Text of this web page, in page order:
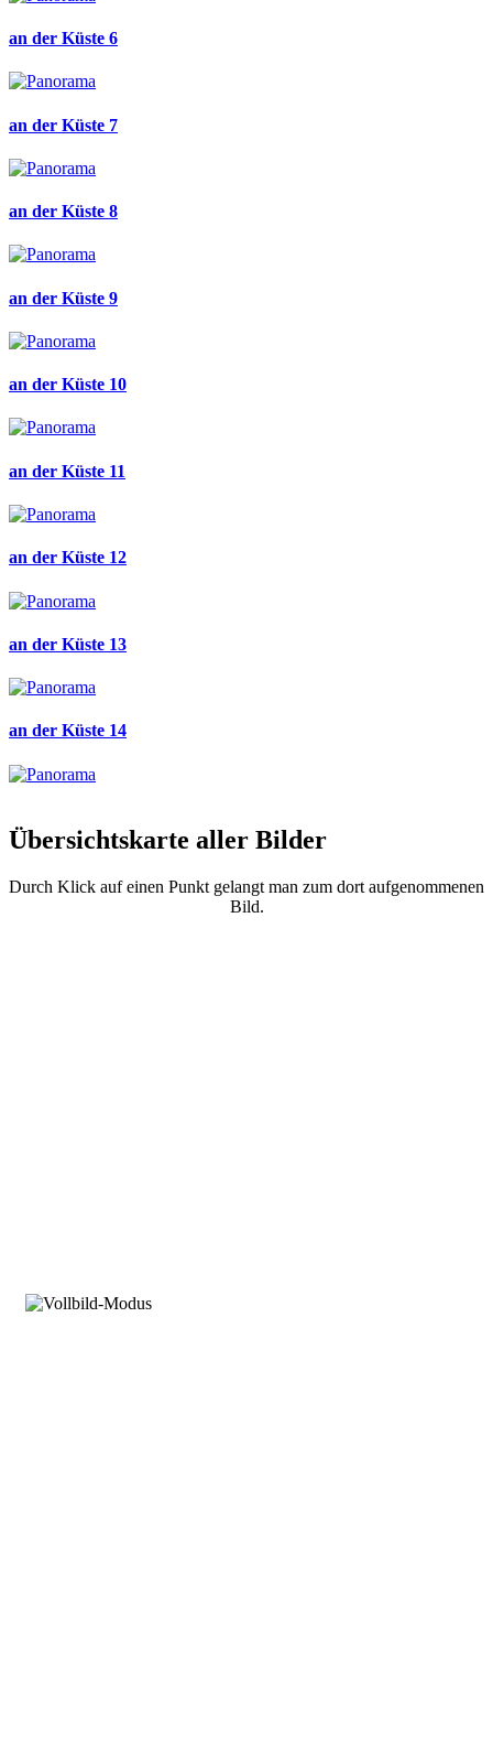
an der Küste 6
an der Küste 7
an der Küste 8
an der Küste 9
an der Küste 10
an der Küste 11
an der Küste 12
an der Küste 13
an der Küste 14
Übersichtskarte aller Bilder
Durch Klick auf einen Punkt gelangt man zum dort aufgenommenen
Bild.